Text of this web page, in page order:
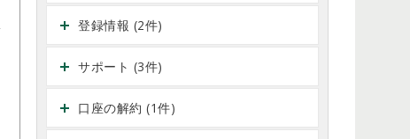
登録情報 (2件)
サポート (3件)
口座の解約 (1件)